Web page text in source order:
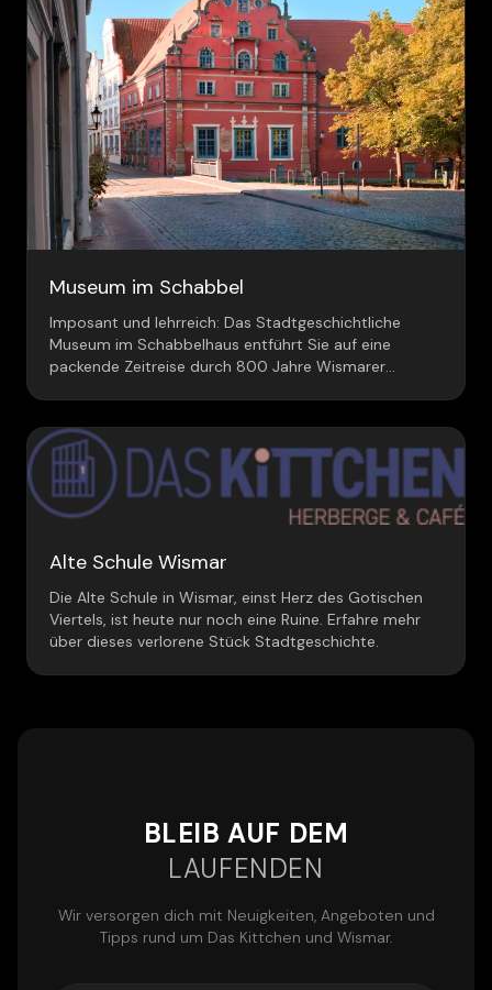
Museum im Schabbel
Imposant und lehrreich: Das Stadtgeschichtliche
Museum im Schabbelhaus entführt Sie auf eine
packende Zeitreise durch 800 Jahre Wismarer
Alte Schule Wismar
Die Alte Schule in Wismar, einst Herz des Gotischen
Viertels, ist heute nur noch eine Ruine. Erfahre mehr
über dieses verlorene Stück Stadtgeschichte.
BLEIB AUF DEM
LAUFENDEN
Wir versorgen dich mit Neuigkeiten, Angeboten und
Tipps rund um Das Kittchen und Wismar.